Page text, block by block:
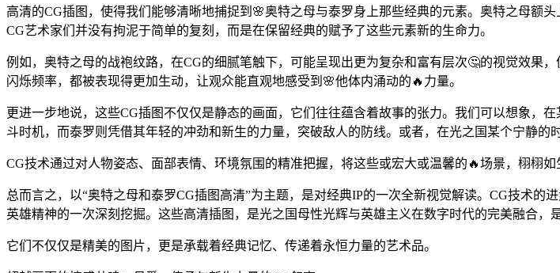
高清的CG插图，使得我们能够清晰地捕捉到🌸奥特之母与泰罗身上那些经典的元素。奥特之母额
CG艺术家们并没有拘泥于简单的复刻，而是在保留经典的赋予了这些元素新的生命力。
例如，奥特之母的战袍纹路，在CG的细腻笔触下，可能呈现出更为复杂和富有层次🤔的视觉效果
闪烁频率，都被表现得更加生动，让观众能直观地感受到🌸他体内涌动的🔥力量。
更进一步地说，这些CG插图不仅仅是静态的画面，它们往往蕴含着故事的张力。我们可以想象，
斗时机，而泰罗则凭借其年轻的冲劲和新生的力量，突破敌人的防线。或者，在光之国某个宁静
CG技术通过对人物姿态、面部表情、环境氛围的精准把握，将这些或宏大或温馨的🔥场景，栩栩
总而言之，以“奥特之母和泰罗CG插图高清”为主题，是对经典IP的一次全新视觉解读。CG技术的
英雄精神的一次深刻挖掘。这些高清插图，是光之国母性光辉与英雄主义在数字时代的完美融合
它们不仅仅是精美的图片，更是承载着经典记忆、传递着永恒力量的艺术品。